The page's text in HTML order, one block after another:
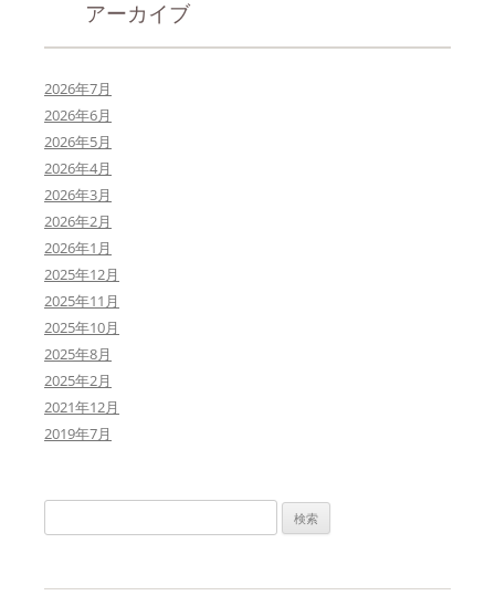
アーカイブ
2026年7月
2026年6月
2026年5月
2026年4月
2026年3月
2026年2月
2026年1月
2025年12月
2025年11月
2025年10月
2025年8月
2025年2月
2021年12月
2019年7月
索